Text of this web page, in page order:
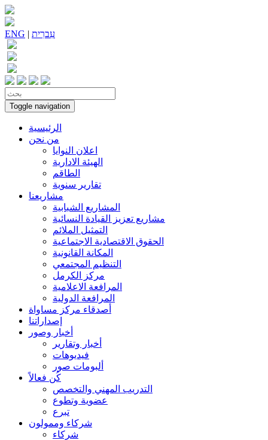
ENG | עִברִית
Toggle navigation
الرئيسية
من نحن
اعلان النوايا
الهيئة الادارية
الطاقم
تقارير سنوية
مشاريعنا
المشاريع الشبابية
مشاريع تعزيز القيادة النسائية
التمثيل الملائم
الحقوق الاقتصادية الاجتماعية
المكانة القانونية
التنظيم المجتمعي
مركز الكرمل
المرافعة الاعلامية
المرافعة الدولية
أصدقاء مركز مساواة
إصداراتنا
أخبار وصور
أخبار وتقارير
فيديوهات
ألبومات صور
كُن فعالاً
التدريب المهني والتخصص
عضوية وتطوع
تبرع
شركاء وممولون
شركاء